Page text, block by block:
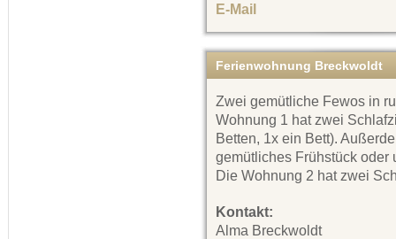
E-Mail
Ferienwohnung Breckwoldt
Zwei gemütliche Fewos in
Wohnung 1 hat zwei
Betten, 1x ein Bett).
gemütliches Frühstück oder
Die Wohnung 2 hat zwei
Kontakt:
Alma Breckwoldt